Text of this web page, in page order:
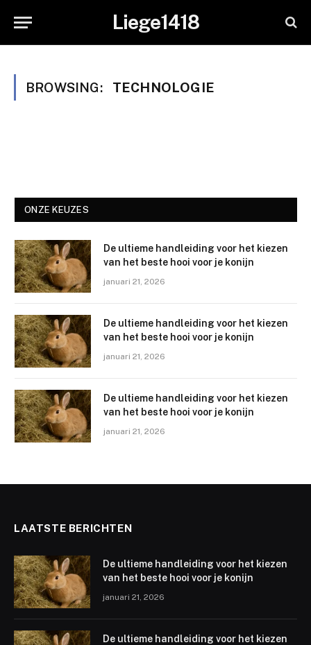
Liege1418
BROWSING: TECHNOLOGIE
ONZE KEUZES
De ultieme handleiding voor het kiezen
van het beste hooi voor je konijn
januari 21, 2026
De ultieme handleiding voor het kiezen
van het beste hooi voor je konijn
januari 21, 2026
De ultieme handleiding voor het kiezen
van het beste hooi voor je konijn
januari 21, 2026
LAATSTE BERICHTEN
De ultieme handleiding voor het kiezen
van het beste hooi voor je konijn
januari 21, 2026
De ultieme handleiding voor het kiezen